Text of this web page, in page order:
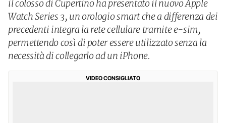
il colosso di Cupertino ha presentato il nuovo Apple
Watch Series 3, un orologio smart che a differenza dei
precedenti integra la rete cellulare tramite e-sim,
permettendo così di poter essere utilizzato senza la
necessità di collegarlo ad un iPhone.
VIDEO CONSIGLIATO